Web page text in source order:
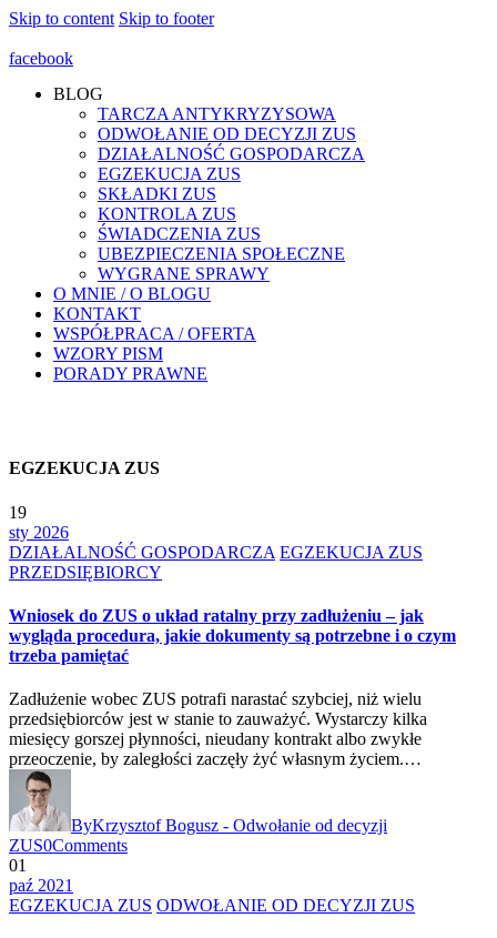
Skip to content Skip to footer
facebook
BLOG
TARCZA ANTYKRYZYSOWA
ODWOŁANIE OD DECYZJI ZUS
DZIAŁALNOŚĆ GOSPODARCZA
EGZEKUCJA ZUS
SKŁADKI ZUS
KONTROLA ZUS
ŚWIADCZENIA ZUS
UBEZPIECZENIA SPOŁECZNE
WYGRANE SPRAWY
O MNIE / O BLOGU
KONTAKT
WSPÓŁPRACA / OFERTA
WZORY PISM
PORADY PRAWNE
EGZEKUCJA ZUS
19
sty 2026
DZIAŁALNOŚĆ GOSPODARCZA EGZEKUCJA ZUS
PRZEDSIĘBIORCY
Wniosek do ZUS o układ ratalny przy zadłużeniu – jak
wygląda procedura, jakie dokumenty są potrzebne i o czym
trzeba pamiętać
Zadłużenie wobec ZUS potrafi narastać szybciej, niż wielu
przedsiębiorców jest w stanie to zauważyć. Wystarczy kilka
miesięcy gorszej płynności, nieudany kontrakt albo zwykłe
przeoczenie, by zaległości zaczęły żyć własnym życiem.…
ByKrzysztof Bogusz - Odwołanie od decyzji
ZUS0Comments
01
paź 2021
EGZEKUCJA ZUS ODWOŁANIE OD DECYZJI ZUS